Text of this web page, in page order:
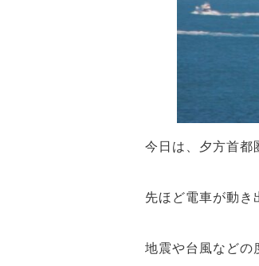
今日は、夕方首都
先ほど電車が動き
地震や台風などの